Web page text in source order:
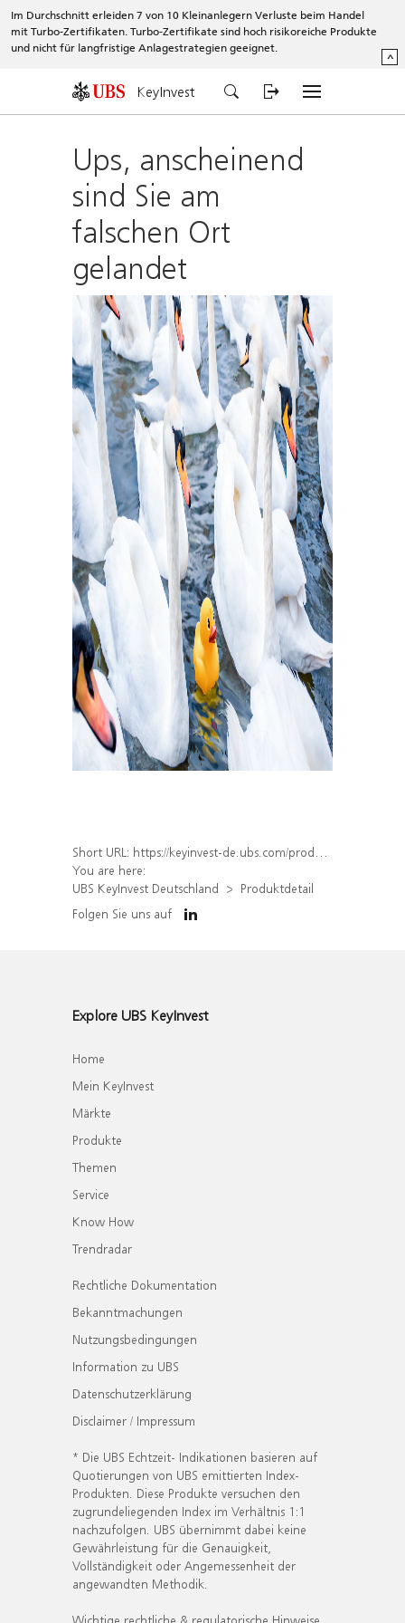
Im Durchschnitt erleiden 7 von 10 Kleinanlegern Verluste beim Handel
mit Turbo-Zertifikaten. Turbo-Zertifikate sind hoch risikoreiche Produkte
und nicht für langfristige Anlagestrategien geeignet.
^
KeyInvest
Ups, anscheinend
sind Sie am
falschen Ort
gelandet
Short URL: https://keyinvest-de.ubs.com/produkt/detail/index/isin/DE000UQ7YVE8
You are here:
UBS KeyInvest Deutschland
Produktdetail
Folgen Sie uns auf
Explore UBS KeyInvest
Home
Mein KeyInvest
Märkte
Produkte
Themen
Service
Know How
Trendradar
Rechtliche Dokumentation
Bekanntmachungen
Nutzungsbedingungen
Information zu UBS
Datenschutzerklärung
Disclaimer / Impressum
* Die UBS Echtzeit- Indikationen basieren auf
Quotierungen von UBS emittierten Index-
Produkten. Diese Produkte versuchen den
zugrundeliegenden Index im Verhältnis 1:1
nachzufolgen. UBS übernimmt dabei keine
Gewährleistung für die Genauigkeit,
Vollständigkeit oder Angemessenheit der
angewandten Methodik.